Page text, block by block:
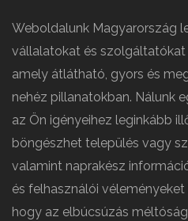
Weboldalunk Magyarország
vállalatokat és
amely átlátható, gyors és
nehéz pillanatokban. Nálunk
az Ön igényeihez leginkább
böngészhet település vagy
valamint naprakész
és felhasználói
hogy az elbúcsúzás